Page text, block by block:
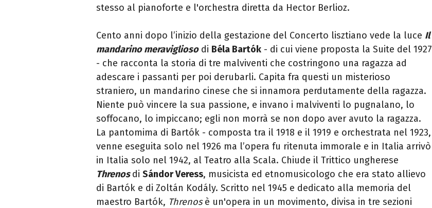
stesso al pianoforte e l'orchestra diretta da Hector Berlioz.
Cento anni dopo l’inizio della gestazione del Concerto lisztiano vede la luce Il
mandarino meravigliosodi Béla Bartók - di cui viene proposta la Suite del 1927
- che racconta la storia di tre malviventi che costringono una ragazza ad
adescare i passanti per poi derubarli. Capita fra questi un misterioso
straniero, un mandarino cinese che si innamora perdutamente della ragazza.
Niente può vincere la sua passione, e invano i malviventi lo pugnalano, lo
soffocano, lo impiccano; egli non morrà se non dopo aver avuto la ragazza.
La pantomima di Bartók - composta tra il 1918 e il 1919 e orchestrata nel 1923,
venne eseguita solo nel 1926 ma l’opera fu ritenuta immorale e in Italia arrivò
in Italia solo nel 1942, al Teatro alla Scala. Chiude il Trittico ungherese
Threnosdi Sándor Veress, musicista ed etnomusicologo che era stato allievo
di Bartók e di Zoltán Kodály. Scritto nel 1945 e dedicato alla memoria del
maestro Bartók, Threnosè un'opera in un movimento, divisa in tre sezioni